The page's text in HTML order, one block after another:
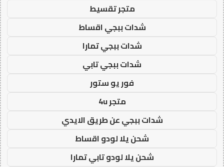
متجر تقسيط
شدات ببجي اقساط
شدات ببجي تمارا
شدات ببجي تابي
فور يو ستور
متجر 4u
شدات ببجي عن طريق الايدي
شحن يلا لودو اقساط
شحن يلا لودو تابي تمارا